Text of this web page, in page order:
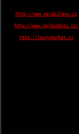
http://www.najdislevu.cz
http://www.najduzbozi.cz/
http://levnymarket.cz